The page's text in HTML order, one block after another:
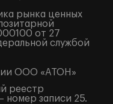
рынка ценных
от 27
службой
ООО «АТОН»
реестр
номер записи 25.